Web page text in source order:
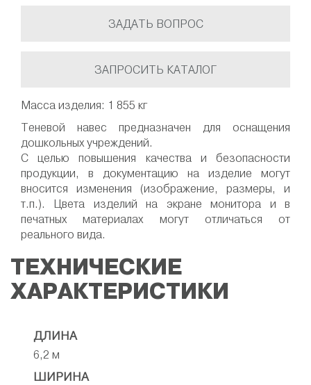
ЗАДАТЬ ВОПРОС
ЗАПРОСИТЬ КАТАЛОГ
Масса изделия: 1 855 кг
Теневой навес предназначен для оснащения
дошкольных учреждений.
C целью повышения качества и безопасности
продукции, в документацию на изделие могут
вносится изменения (изображение, размеры, и
т.п.). Цвета изделий на экране монитора и в
печатных материалах могут отличаться от
реального вида.
ТЕХНИЧЕСКИЕ
ХАРАКТЕРИСТИКИ
ДЛИНА
6,2 м
ШИРИНА